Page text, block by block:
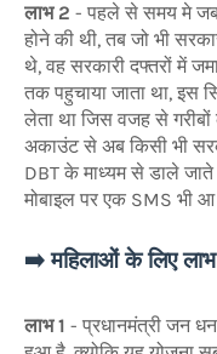
लाभ 2 - पहले से समय मे जब
होने की थी, तब जो भी
थे, वह सरकारी दफ्तरों में
तक पहुचाया जाता था, इस
लेता था जिस वजह से
अकाउंट से अब किसी भी
DBT के माध्यम से डाले
मोबाइल पर एक SMS भी आ
➡️ महिलाओं के लिए लाभ
लाभ 1 - प्रधानमंत्री जन